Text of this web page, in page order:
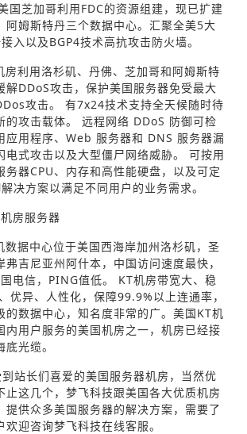
国芝加哥利用FDC的资源组建，现已扩建
阿姆斯特丹三个数据中心。汇聚全美5大
入以及BGP4技术高抗攻击防火墙。
房利用洛杉矶、丹佛、芝加哥和阿姆斯特
解DDoS攻击，保护美国服务器免受最大
攻击。 有7x24技术支持全天候随时待
的攻击载体。 远程网络 DDoS 防御可检
应用程序、Web 服务器和 DNS 服务器漏
电式攻击以及大型僵尸网络威胁。 可按用
务器CPU、内存和高性能硬盘，以及可定
决方案以满足不同用户的业务需求。
房服务器
数据中心位于美国西海岸加州洛杉矶，圣
弗吉尼亚州阿什本，中国访问速度最快，
电信，PING值低。 KT机房带宽大、稳
优异、人性化，保障99.9%以上连通率，
的数据中心，知名度非常的广。美国KT机
内用户服务的美国机房之一，机房已经接
光缆。
站长们喜爱的美国服务器机房，当然优
止这几个，梦飞科技跟美国各大优质机房
提供众多美国服务器的解决方案，需要了
迎咨询梦飞科技在线客服。